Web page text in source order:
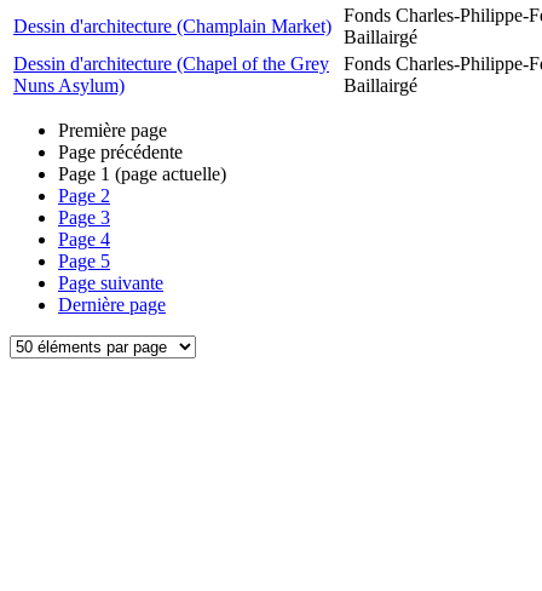
Dessin d'architecture (Champlain Market)
Fonds Charles-Philippe-
Baillairgé
Dessin d'architecture (Chapel of the Grey
Nuns Asylum)
Fonds Charles-Philippe-
Baillairgé
Première page
Page précédente
Page 1 (page actuelle)
Page 2
Page 3
Page 4
Page 5
Page suivante
Dernière page